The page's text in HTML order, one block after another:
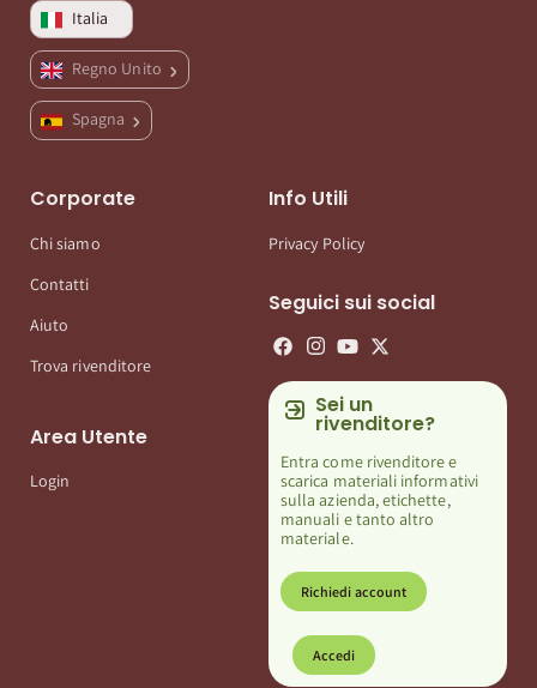
Italia
Regno Unito
Spagna
Corporate
Chi siamo
Contatti
Aiuto
Trova rivenditore
Area Utente
Login
Info Utili
Privacy Policy
Seguici sui social
Sei un
rivenditore?
Entra come rivenditore e
scarica materiali informativi
sulla azienda, etichette,
manuali e tanto altro
materiale.
Richiedi account
Accedi